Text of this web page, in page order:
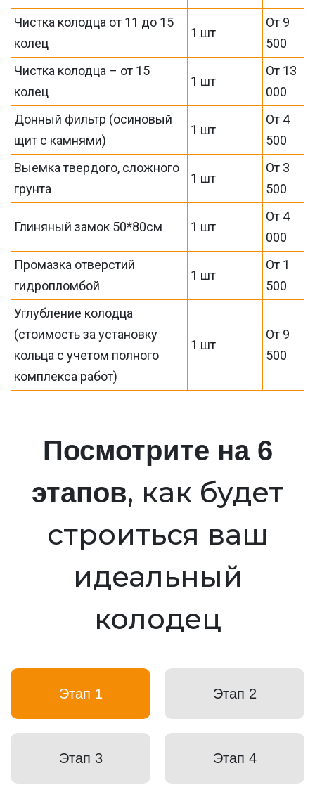
Чистка колодца от 11 до 15
колец
1 шт
От 9
500
Чистка колодца – от 15
колец
1 шт
От 13
000
Донный фильтр (осиновый
щит с камнями)
1 шт
От 4
500
Выемка твердого, сложного
грунта
1 шт
От 3
500
Глиняный замок 50*80см 1 шт
От 4
000
Промазка отверстий
гидропломбой
1 шт
От 1
500
Углубление колодца
(стоимость за установку
кольца с учетом полного
комплекса работ)
1 шт
От 9
500
Посмотрите на 6
этапов, как будет
строиться ваш
идеальный
колодец
Этап 1 Этап 2
Этап 3 Этап 4